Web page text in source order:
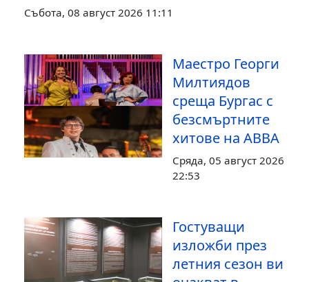
Събота, 08 август 2026 11:11
Маестро Георги
Милтиядов
среща Бургас с
безсмъртните
хитове на ABBA
Сряда, 05 август 2026
22:53
Гостуващи
изложби през
летния сезон ви